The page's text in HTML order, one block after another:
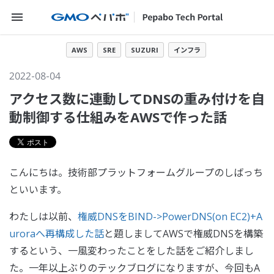
メニューを開く
AWS SRE SUZURI インフラ
2022-08-04
アクセス数に連動してDNSの重み付けを自
動制御する仕組みをAWSで作った話
こんにちは。技術部プラットフォームグループのしばっち
といいます。
わたしは以前、 権威DNSをBIND->PowerDNS(on EC2)+A
uroraへ再構成した話と題しましてAWSで権威DNSを構築
するという、一風変わったことをした話をご紹介しまし
た。一年以上ぶりのテックブログになりますが、今回もA